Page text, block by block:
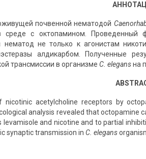
почвенной нематодой
среде с октопамином. Проведенный
нематод не только к агонистам
алдикарбом. Полученные
трансмиссии в организме C. elegansна
acetylcholine receptors by
analysis revealed that
levamisole and nicotine and to partial
synaptic transmission in C. elegans